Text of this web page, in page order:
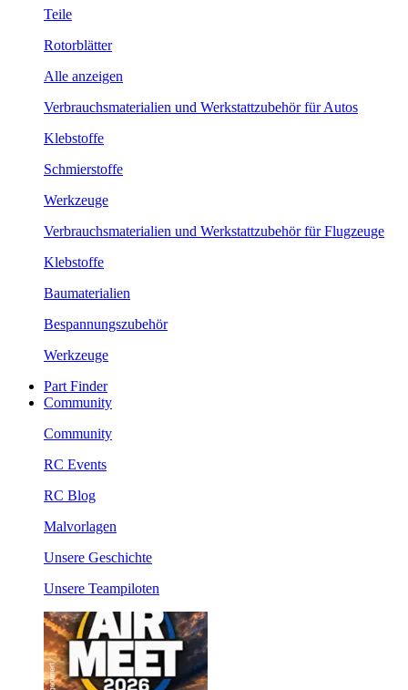
Teile
Rotorblätter
Alle anzeigen
Verbrauchsmaterialien und Werkstattzubehör für Autos
Klebstoffe
Schmierstoffe
Werkzeuge
Verbrauchsmaterialien und Werkstattzubehör für Flugzeuge
Klebstoffe
Baumaterialien
Bespannungszubehör
Werkzeuge
Part Finder
Community
Community
RC Events
RC Blog
Malvorlagen
Unsere Geschichte
Unsere Teampiloten